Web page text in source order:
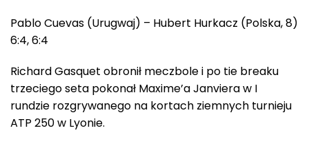
Pablo Cuevas (Urugwaj) – Hubert Hurkacz (Polska, 8)
6:4, 6:4
Richard Gasquet obronił meczbole i po tie breaku
trzeciego seta pokonał Maxime’a Janviera w I
rundzie rozgrywanego na kortach ziemnych turnieju
ATP 250 w Lyonie.